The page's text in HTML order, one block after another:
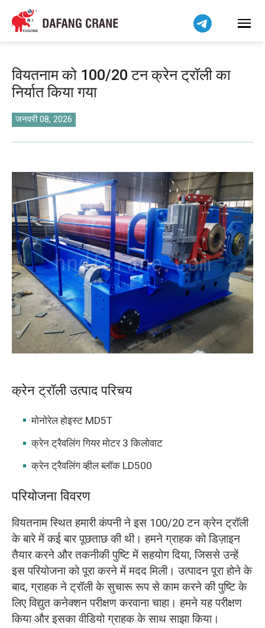
वियतनाम को 100/20 टन क्रेन ट्रॉली का
निर्यात किया गया
जनवरी 08, 2026
क्रेन ट्रॉली उत्पाद परिचय
मोनोरेल होइस्ट MD5T
क्रेन ट्रैवलिंग गियर मोटर 3 किलोवाट
क्रेन ट्रैवलिंग व्हील ब्लॉक LD500
परियोजना विवरण
वियतनाम स्थित हमारी कंपनी ने इस 100/20 टन क्रेन ट्रॉली
के बारे में कई बार पूछताछ की थी। हमने ग्राहक को डिज़ाइन
तैयार करने और तकनीकी पुष्टि में सहयोग दिया, जिससे उन्हें
इस परियोजना को पूरा करने में मदद मिली। उत्पादन पूरा होने के
बाद, ग्राहक ने ट्रॉली के सुचारू रूप से काम करने की पुष्टि के
लिए विद्युत कनेक्शन परीक्षण करवाना चाहा। हमने यह परीक्षण
किया और इसका वीडियो ग्राहक के साथ साझा किया।
Bahasa Indonesia
Bahasa Melayu
বাংলা
فارسی
Pilipino
اردو
Čeština
Беларуская мова
Kiswahili
Dansk
Norsk
O‘zbekcha